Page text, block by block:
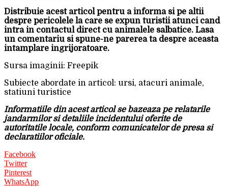
Distribuie acest articol pentru a informa si pe altii
despre pericolele la care se expun turistii atunci cand
intra in contactul direct cu animalele salbatice. Lasa
un comentariu si spune-ne parerea ta despre aceasta
intamplare ingrijoratoare.
Sursa imaginii: Freepik
Subiecte abordate in articol: ursi, atacuri animale,
statiuni turistice
Informatiile din acest articol se bazeaza pe relatarile
jandarmilor si detaliile incidentului oferite de
autoritatile locale, conform comunicatelor de presa si
declaratiilor oficiale.
Facebook
Twitter
Pinterest
WhatsApp